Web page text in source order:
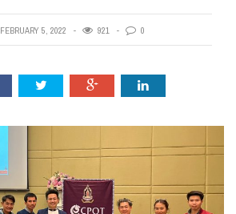
FEBRUARY 5, 2022 921 0